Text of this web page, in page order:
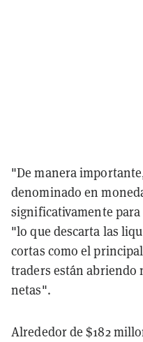
"De manera
denominado en
significativamente
"lo que descarta las
cortas como el
traders están abriendo
netas".
Alrededor de $182